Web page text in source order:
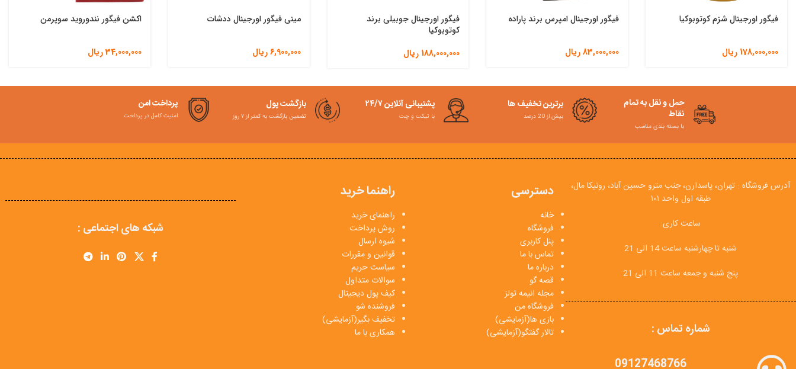
فیگور اورجینال شزم کوتوبوکیا
178,000,000 ریال
فیگور اورجینال امپرس برند پاراده
83,000,000ریال
فیگور اورجینال جوبیلی برند
کوتوبوکیا
188,000,000 ریال
مینی فیگور اورجینال ددشات
6,900,000ریال
اکشن فیگور نندوروید سوپرمن
34,000,000ریال
حمل و نقل به تمام
نقاط
با بسته بندی مناسب
برترین تخفیف ها
بیش از 20 درصد
پشتیبانی آنلاین ۲۴/۷
با تیکت و چت
بازگشت پول
تضمین بازگشت به کمتر از ۷ روز
پرداخت امن
امنیت کامل در پرداخت
آدرس فروشگاه : تهران، پاسدارن، جنب مترو حسین آباد، رونیکا مال،
طبقه اول واحد ۱۰۱
ساعت کاری:
شنبه تا چهارشنبه ساعت 14 الی 21
پنج شنبه و جمعه ساعت 11 الی 21
شماره تماس :
09127468766
دسترسی
خانه
فروشگاه
پنل کاربری
تماس با ما
درباره ما
قصه گو
مجله انیمه تولز
فروشگاه من
بازی ها(آزمایشی)
تالار گفتگو(آزمایشی)
راهنما خرید
راهنمای خرید
روش پرداخت
شیوه ارسال
قوانین و مقررات
سیاست حریم
سوالات متداول
کیف پول دیجیتال
فروشنده شو
تخفیف بگیر(آزمایشی)
همکاری با ما
شبکه های اجتماعی :